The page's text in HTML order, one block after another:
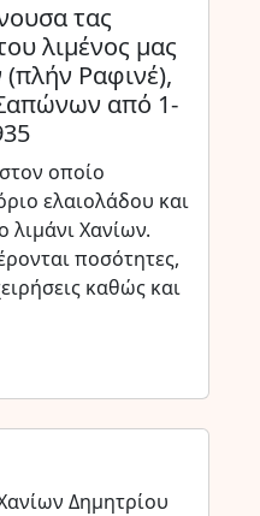
τας
λιμένος μας
Ραφινέ),
από 1-
οποίο
ελαιολάδου και
Χανίων.
ποσότητες,
καθώς και
Δημητρίου